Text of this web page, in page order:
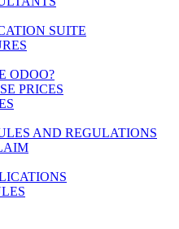
SUITE
ODOO?
PRICES
AND REGULATIONS